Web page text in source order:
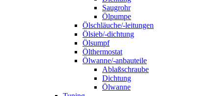
Saugrohr
Ölpumpe
Ölschläuche/-leitungen
Ölsieb/-dichtung
Ölsumpf
Ölthermostat
Ölwanne/-anbauteile
Ablaßschraube
Dichtung
Ölwanne